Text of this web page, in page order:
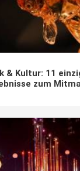
& Kultur: 11
zum